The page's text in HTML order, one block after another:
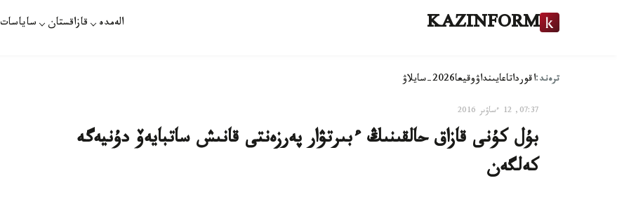
KAZINFORM الەمدە قازاقستان ساياسات
ترەند:اقورداتاعايىنداۋوقيعا2026-سايلاۋ
07:37, 12 ءساۋىر 2016
بۇل كۇنى قازاق حالقىنىڭ ءبىرتۋار پەرزەنتى قانىش ساتبايەۆ دۇنيەگە
كەلگەن